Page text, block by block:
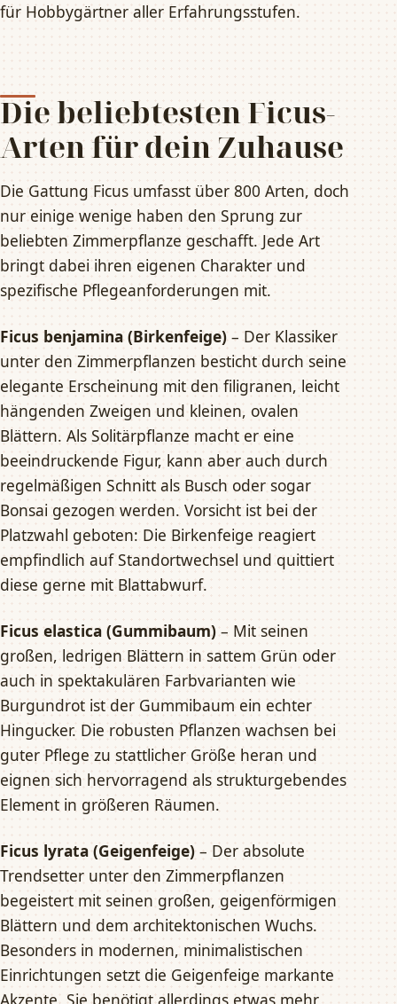
für Hobbygärtner aller Erfahrungsstufen.
Die beliebtesten Ficus-
Arten für dein Zuhause
Die Gattung Ficus umfasst über 800 Arten, doch
nur einige wenige haben den Sprung zur
beliebten Zimmerpflanze geschafft. Jede Art
bringt dabei ihren eigenen Charakter und
spezifische Pflegeanforderungen mit.
Ficus benjamina (Birkenfeige) – Der Klassiker
unter den Zimmerpflanzen besticht durch seine
elegante Erscheinung mit den filigranen, leicht
hängenden Zweigen und kleinen, ovalen
Blättern. Als Solitärpflanze macht er eine
beeindruckende Figur, kann aber auch durch
regelmäßigen Schnitt als Busch oder sogar
Bonsai gezogen werden. Vorsicht ist bei der
Platzwahl geboten: Die Birkenfeige reagiert
empfindlich auf Standortwechsel und quittiert
diese gerne mit Blattabwurf.
Ficus elastica (Gummibaum) – Mit seinen
großen, ledrigen Blättern in sattem Grün oder
auch in spektakulären Farbvarianten wie
Burgundrot ist der Gummibaum ein echter
Hingucker. Die robusten Pflanzen wachsen bei
guter Pflege zu stattlicher Größe heran und
eignen sich hervorragend als strukturgebendes
Element in größeren Räumen.
Ficus lyrata (Geigenfeige) – Der absolute
Trendsetter unter den Zimmerpflanzen
begeistert mit seinen großen, geigenförmigen
Blättern und dem architektonischen Wuchs.
Besonders in modernen, minimalistischen
Einrichtungen setzt die Geigenfeige markante